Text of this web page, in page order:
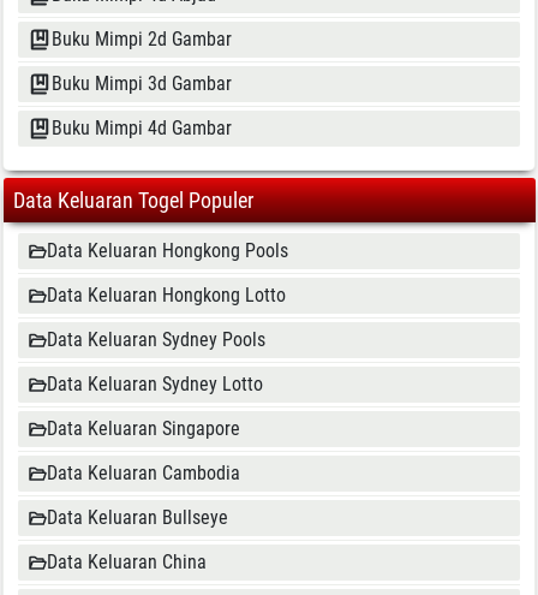
Buku Mimpi 2d Gambar
Buku Mimpi 3d Gambar
Buku Mimpi 4d Gambar
Data Keluaran Togel Populer
Data Keluaran Hongkong Pools
Data Keluaran Hongkong Lotto
Data Keluaran Sydney Pools
Data Keluaran Sydney Lotto
Data Keluaran Singapore
Data Keluaran Cambodia
Data Keluaran Bullseye
Data Keluaran China